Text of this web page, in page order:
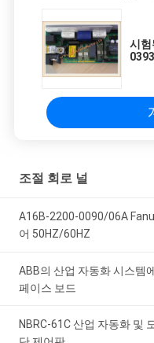
assistance.
시험
조절 회로 널
A16B-2200-0090/06A
어 50HZ/60HZ
ABB의 산업 자동화 시스템
페이스 보드
NBRC-61C 산업 자동화 및